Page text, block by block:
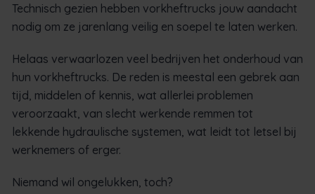
Technisch gezien hebben vorkheftrucks jouw aandacht
nodig om ze jarenlang veilig en soepel te laten werken.
Helaas verwaarlozen veel bedrijven het onderhoud van
hun vorkheftrucks. De reden is meestal een gebrek aan
tijd, middelen of kennis, wat allerlei problemen
veroorzaakt, van slecht werkende remmen tot
lekkende hydraulische systemen, wat leidt tot letsel bij
werknemers of erger.
Niemand wil ongelukken, toch?